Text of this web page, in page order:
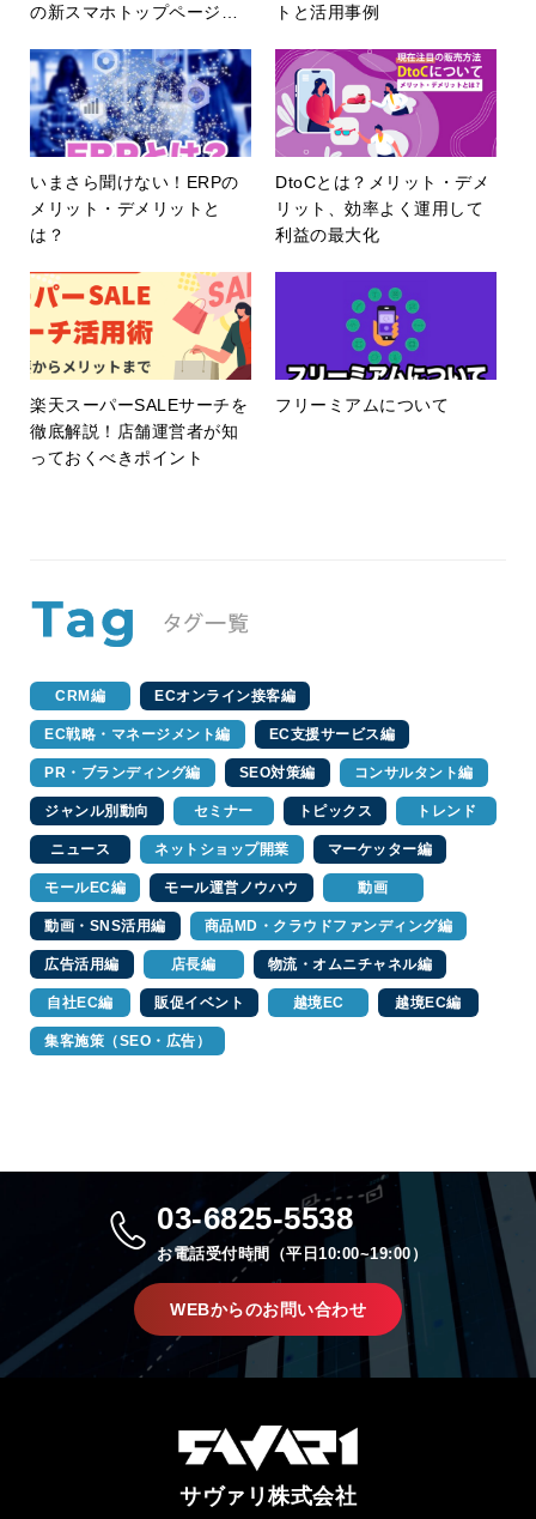
の新スマホトップページに
メリットなど
トと活用事例
いまさら聞けない！ERPの
メリット・デメリットと
は？
DtoCとは？メリット・デメ
リット、効率よく運用して
利益の最大化
楽天スーパーSALEサーチを
徹底解説！店舗運営者が知
っておくべきポイント
フリーミアムについて
CRM編 ECオンライン接客編
EC戦略・マネージメント編 EC支援サービス編
PR・ブランディング編 SEO対策編 コンサルタント編
ジャンル別動向 セミナー トピックス トレンド
ニュース ネットショップ開業 マーケッター編
モールEC編 モール運営ノウハウ 動画
動画・SNS活用編 商品MD・クラウドファンディング編
広告活用編 店長編 物流・オムニチャネル編
自社EC編 販促イベント 越境EC 越境EC編
集客施策（SEO・広告）
03-6825-5538
お電話受付時間（平日10:00~19:00）
WEBからのお問い合わせ
サヴァリ株式会社